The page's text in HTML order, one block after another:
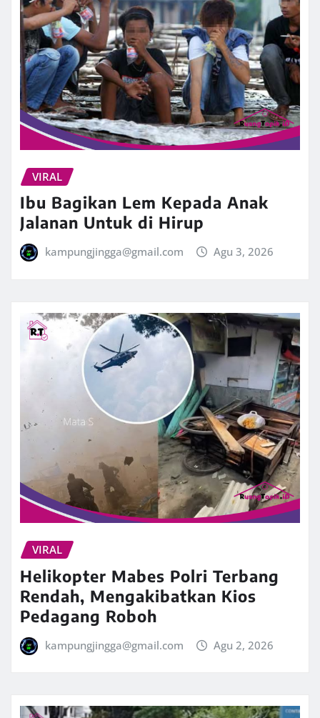
VIRAL
Ibu Bagikan Lem Kepada Anak
Jalanan Untuk di Hirup
kampungjingga@gmail.com Agu 3, 2026
VIRAL
Helikopter Mabes Polri Terbang
Rendah, Mengakibatkan Kios
Pedagang Roboh
kampungjingga@gmail.com Agu 2, 2026